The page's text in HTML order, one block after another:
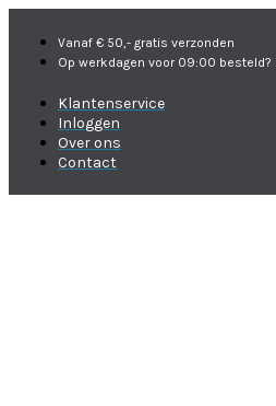
Vanaf € 50,- gratis verzonden
Op werkdagen voor 09:00 besteld?
Klantenservice
Inloggen
Over ons
Contact